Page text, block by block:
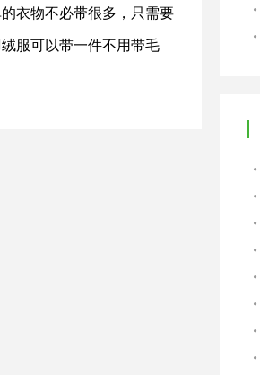
衣物不必带很多，只需要
服可以带一件不用带毛